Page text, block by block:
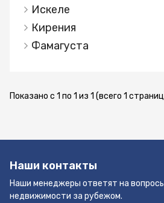
метров от моря. на
находится: • открытый и
аквапарк; • кинотеатр; •
площадки; • SPA; • фитнес
студия с бассейном; • студия
можете получить ответы у
Искеле
Кирения
Фамагуста
Показано с 1 по 1 из 1 (всего 1
Наши контакты
Наши менеджеры ответят на
недвижимости за рубежом.